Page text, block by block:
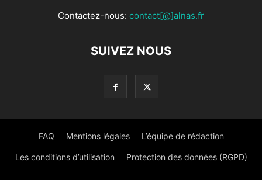
Contactez-nous: contact[@]alnas.fr
SUIVEZ NOUS
FAQ Mentions légales L’équipe de rédaction
Les conditions d’utilisation Protection des données (RGPD)